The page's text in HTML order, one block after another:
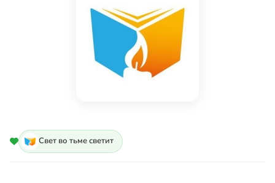
Свет во тьме светит